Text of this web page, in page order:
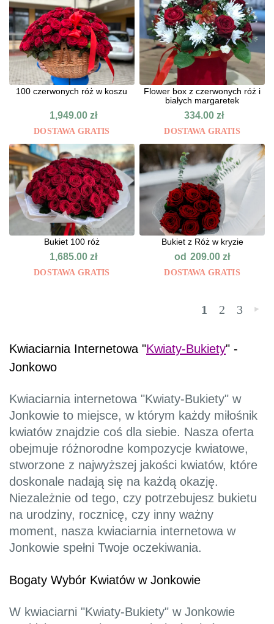
100 czerwonych róż w koszu
1,949.00zł
DOSTAWA GRATIS
Flower box z czerwonych róż i
białych margaretek
334.00zł
DOSTAWA GRATIS
Bukiet 100 róż
1,685.00zł
DOSTAWA GRATIS
Bukiet z Róż w kryzie
od 209.00zł
DOSTAWA GRATIS
1 2 3 »
Kwiaciarnia Internetowa "Kwiaty-Bukiety" -
Jonkowo
Kwiaciarnia internetowa "Kwiaty-Bukiety" w
Jonkowie to miejsce, w którym każdy miłośnik
kwiatów znajdzie coś dla siebie. Nasza oferta
obejmuje różnorodne kompozycje kwiatowe,
stworzone z najwyższej jakości kwiatów, które
doskonale nadają się na każdą okazję.
Niezależnie od tego, czy potrzebujesz bukietu
na urodziny, rocznicę, czy inny ważny
moment, nasza kwiaciarnia internetowa w
Jonkowie spełni Twoje oczekiwania.
Bogaty Wybór Kwiatów w Jonkowie
W kwiaciarni "Kwiaty-Bukiety" w Jonkowie